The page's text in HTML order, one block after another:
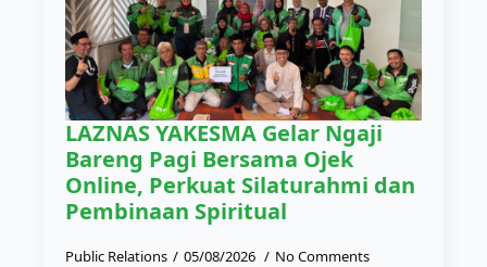
LAZNAS YAKESMA Gelar Ngaji
Bareng Pagi Bersama Ojek
Online, Perkuat Silaturahmi dan
Pembinaan Spiritual
Public Relations 05/08/2026 No Comments